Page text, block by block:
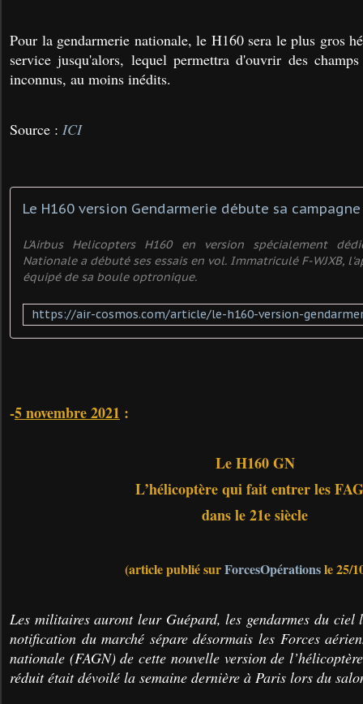
Pour la gendarmerie nationale, le H160 sera le plus gros
service jusqu'alors, lequel permettra d'ouvrir des
inconnus, au moins inédits.
Source : ICI
Le H160 version Gendarmerie débute sa
L'Airbus Helicopters H160 en version spécialement
Nationale a débuté ses essais en vol. Immatriculé F-WJXB,
équipé de sa boule optronique.
-5 novembre 2021 :
Le H160 GN
L’hélicoptère qui fait entrer les
dans le 21e siècle
(article publié surForcesOpérationsle 25/
Les militaires auront leur Guépard, les gendarmes du
notification du marché sépare désormais les Forces
nationale (FAGN) de cette nouvelle version de
réduit était dévoilé la semaine dernière à Paris lors du